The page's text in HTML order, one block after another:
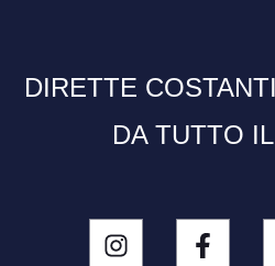
DIRETTE
DA TUTTO